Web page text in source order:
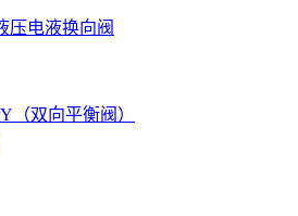
压电液换向阀
（双向平衡阀）